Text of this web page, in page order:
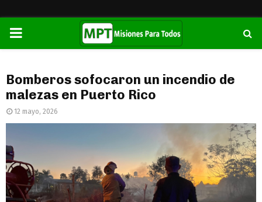
PRIMARY
Bomberos sofocaron un incendio de
malezas en Puerto Rico
12 mayo, 2026